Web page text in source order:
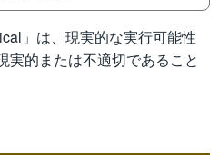
」は、現実的な実行可能性
実的または不適切であること